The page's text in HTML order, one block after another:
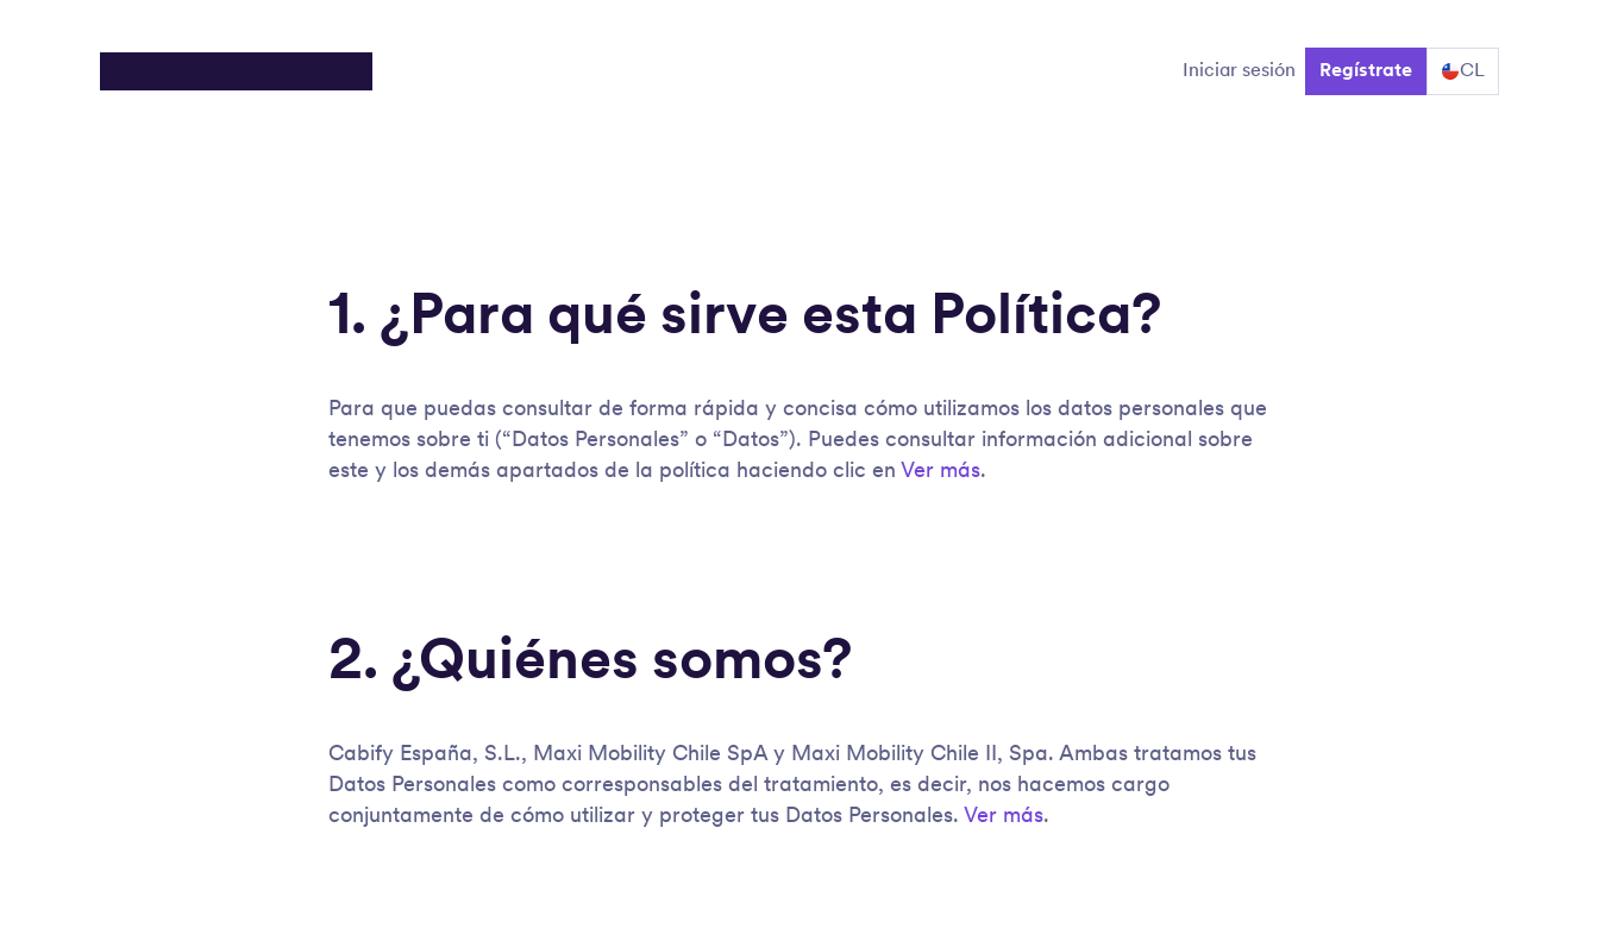
Iniciar sesión Regístrate CL
1. ¿Para qué sirve esta Política?
Para que puedas consultar de forma rápida y concisa cómo utilizamos los datos personales que
tenemos sobre ti (“Datos Personales” o “Datos”). Puedes consultar información adicional sobre
este y los demás apartados de la política haciendo clic en Ver más.
2. ¿Quiénes somos?
Cabify España, S.L., Maxi Mobility Chile SpA y Maxi Mobility Chile II, Spa. Ambas tratamos tus
Datos Personales como corresponsables del tratamiento, es decir, nos hacemos cargo
conjuntamente de cómo utilizar y proteger tus Datos Personales. Ver más.